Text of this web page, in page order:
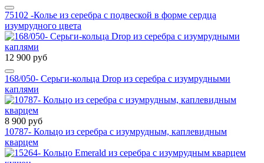
75102 -Колье из серебра с подвеской в форме сердца
изумрудного цвета
12 900 руб
168/050- Серьги-кольца Drop из серебра с изумрудными
каплями
8 900 руб
10787- Кольцо из серебра с изумрудным, каплевидным
кварцем